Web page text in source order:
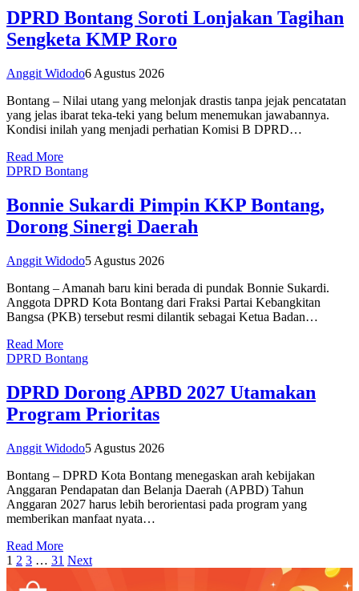
DPRD Bontang Soroti Lonjakan Tagihan
Sengketa KMP Roro
Anggit Widodo6 Agustus 2026
Bontang – Nilai utang yang melonjak drastis tanpa jejak pencatatan
yang jelas ibarat teka-teki yang belum menemukan jawabannya.
Kondisi inilah yang menjadi perhatian Komisi B DPRD…
Read More
DPRD Bontang
Bonnie Sukardi Pimpin KKP Bontang,
Dorong Sinergi Daerah
Anggit Widodo5 Agustus 2026
Bontang – Amanah baru kini berada di pundak Bonnie Sukardi.
Anggota DPRD Kota Bontang dari Fraksi Partai Kebangkitan
Bangsa (PKB) tersebut resmi dilantik sebagai Ketua Badan…
Read More
DPRD Bontang
DPRD Dorong APBD 2027 Utamakan
Program Prioritas
Anggit Widodo5 Agustus 2026
Bontang – DPRD Kota Bontang menegaskan arah kebijakan
Anggaran Pendapatan dan Belanja Daerah (APBD) Tahun
Anggaran 2027 harus lebih berorientasi pada program yang
memberikan manfaat nyata…
Read More
1 2 3 … 31 Next